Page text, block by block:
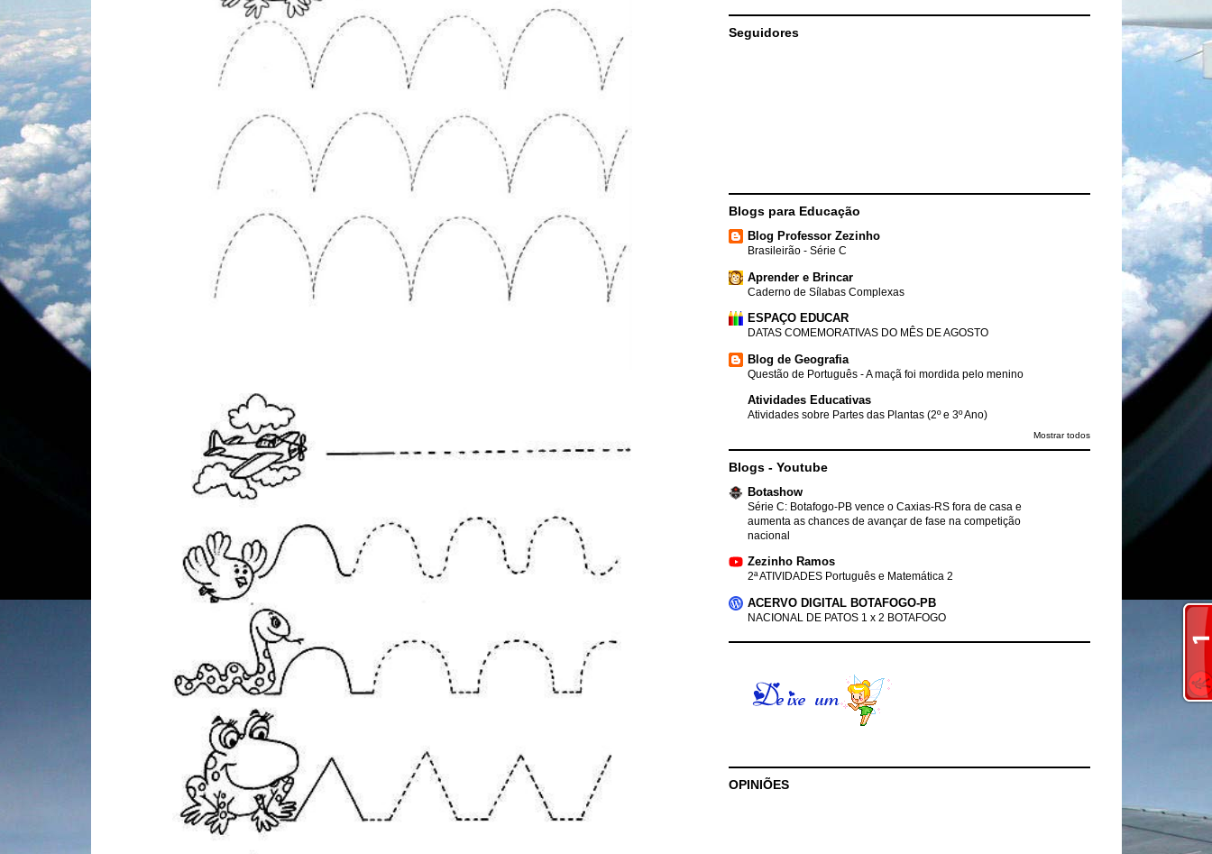
Seguidores
Blogs para Educação
Blog Professor Zezinho
Brasileirão - Série C
Aprender e Brincar
Caderno de Sílabas Complexas
ESPAÇO EDUCAR
DATAS COMEMORATIVAS DO MÊS DE AGOSTO
Blog de Geografia
Questão de Português - A maçã foi mordida pelo menino
Atividades Educativas
Atividades sobre Partes das Plantas (2º e 3º Ano)
Mostrar todos
Blogs - Youtube
Botashow
Série C: Botafogo-PB vence o Caxias-RS fora de casa e
aumenta as chances de avançar de fase na competição
nacional
Zezinho Ramos
2ª ATIVIDADES Português e Matemática 2
ACERVO DIGITAL BOTAFOGO-PB
NACIONAL DE PATOS 1 x 2 BOTAFOGO
OPINIÕES